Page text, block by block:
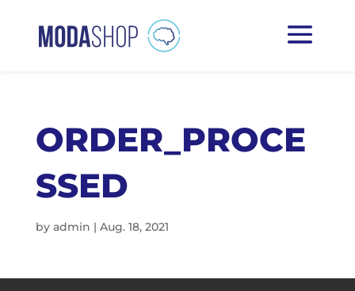
ORDER_PROCE
SSED
by admin | Aug. 18, 2021